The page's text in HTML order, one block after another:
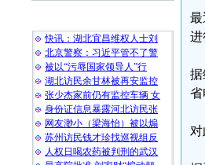
快讯：湖北宜昌维权人士刘
北京警察：习近平管不了警
被以“污辱国家领导人”行
湖北访民余甘林被再安监控
张少杰家前仍有监控车辆 女
身份证信息暴露河北访民张
网友渺小（梁海怡）被以煽
苏州访民钱才珍找巡视组反
人权日喝农药被判刑的武汉
最
进
据
省